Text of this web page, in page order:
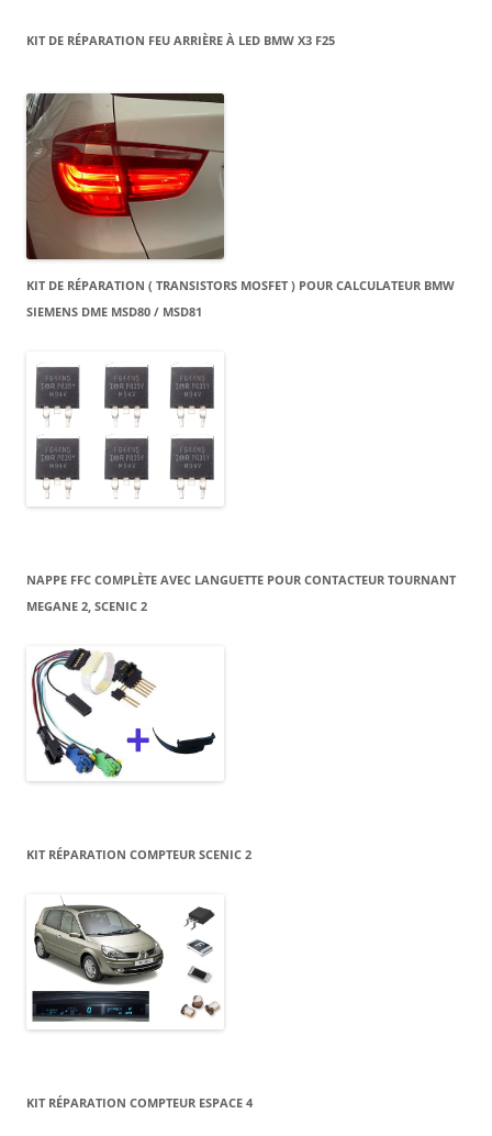
KIT DE RÉPARATION FEU ARRIÈRE À LED BMW X3 F25
KIT DE RÉPARATION ( TRANSISTORS MOSFET ) POUR CALCULATEUR BMW
SIEMENS DME MSD80 / MSD81
NAPPE FFC COMPLÈTE AVEC LANGUETTE POUR CONTACTEUR TOURNANT
MEGANE 2, SCENIC 2
KIT RÉPARATION COMPTEUR SCENIC 2
KIT RÉPARATION COMPTEUR ESPACE 4